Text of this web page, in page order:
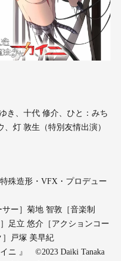
き、十代 修介、ひと：みち
灯 敦生（特別友情出演）
殊造形・VFX・プロデュー
ー］菊地 智敦［音楽制
足立 悠介［アクションコー
戸塚 美早紀
ニ 』 ©2023 Daiki Tanaka